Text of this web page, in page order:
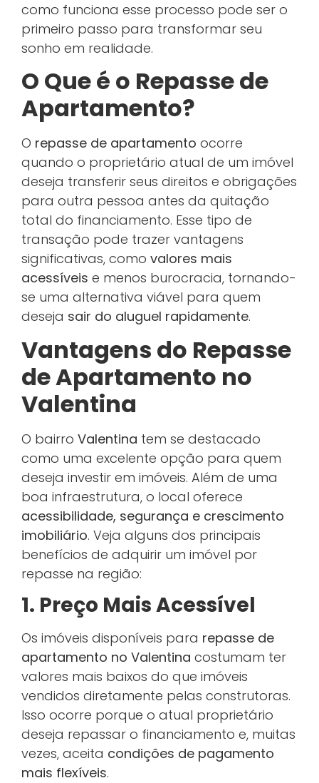
como funciona esse processo pode ser o
primeiro passo para transformar seu
sonho em realidade.
O Que é o Repasse de
Apartamento?
O repasse de apartamento ocorre
quando o proprietário atual de um imóvel
deseja transferir seus direitos e obrigações
para outra pessoa antes da quitação
total do financiamento. Esse tipo de
transação pode trazer vantagens
significativas, como valores mais
acessíveis e menos burocracia, tornando-
se uma alternativa viável para quem
deseja sair do aluguel rapidamente.
Vantagens do Repasse
de Apartamento no
Valentina
O bairro Valentina tem se destacado
como uma excelente opção para quem
deseja investir em imóveis. Além de uma
boa infraestrutura, o local oferece
acessibilidade, segurança e crescimento
imobiliário. Veja alguns dos principais
benefícios de adquirir um imóvel por
repasse na região:
1. Preço Mais Acessível
Os imóveis disponíveis para repasse de
apartamento no Valentina costumam ter
valores mais baixos do que imóveis
vendidos diretamente pelas construtoras.
Isso ocorre porque o atual proprietário
deseja repassar o financiamento e, muitas
vezes, aceita condições de pagamento
mais flexíveis.